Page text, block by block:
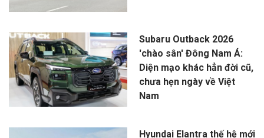
Subaru Outback 2026
'chào sân' Đông Nam Á:
Diện mạo khác hẳn đời cũ,
chưa hẹn ngày về Việt
Nam
Hyundai Elantra thế hệ mới